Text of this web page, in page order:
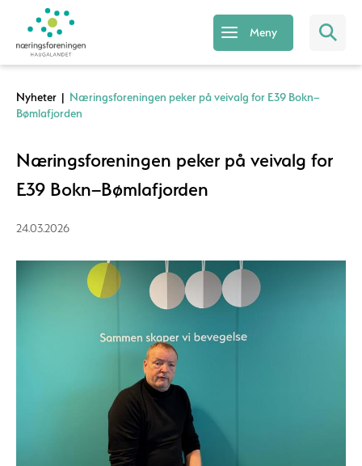
Meny
Nyheter | Næringsforeningen peker på veivalg for E39 Bokn–
Bømlafjorden
Næringsforeningen peker på veivalg for
E39 Bokn–Bømlafjorden
24.03.2026